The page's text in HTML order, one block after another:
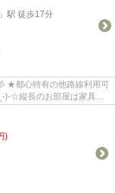
」駅 徒歩17分
★都心特有の他路線利用可
)-☆縦長のお部屋は家具の
)